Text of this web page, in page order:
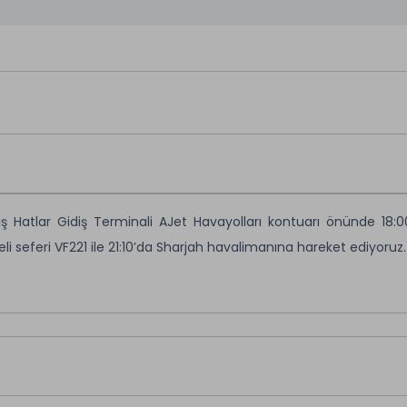
Hatlar Gidiş Terminali AJet Havayolları kontuarı önünde
seferi VF221 ile 21:10’da Sharjah havalimanına hareket ediyoruz.